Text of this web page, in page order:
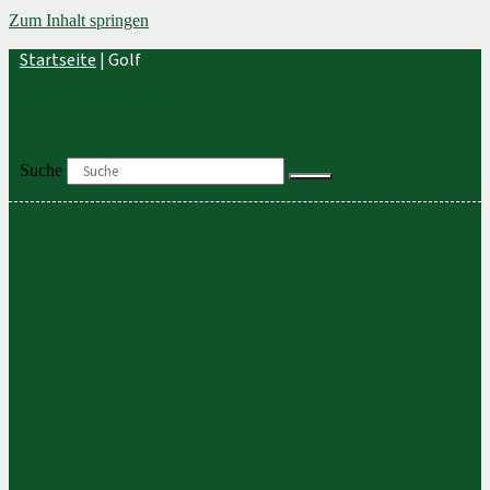
Zum Inhalt springen
Startseite | Golf
Suche